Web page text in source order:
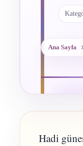
Ana Sayfa
Hadi